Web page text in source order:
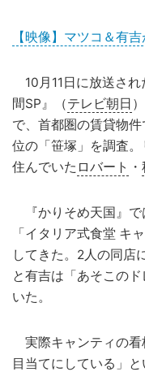
【映像】マツコ＆有
10月11日に放送され
間SP』（テレビ朝日
で、首都圏の賃貸物件
位の「笹塚」を調査
住んでいた ロバート ・
『かりそめ天国』で
「イタリア式食堂 キ
してきた。2人の同店
と有吉は「あそこの
いた。
実際キャンティの看
目当てにしている」